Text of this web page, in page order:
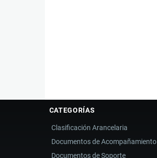
CATEGORÍAS
Clasificación Arancelaria
Documentos de Acompañamiento
Documentos de Soporte